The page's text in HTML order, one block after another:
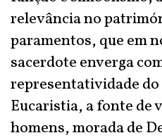
relevância no
paramentos, que em
sacerdote enverga
representatividade do
Eucaristia, a fonte de
homens, morada de